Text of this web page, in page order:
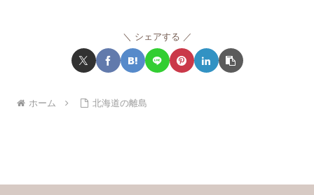
シェアする
ホーム 北海道の離島